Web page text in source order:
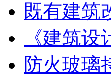
既有建筑
《建筑
防火玻璃